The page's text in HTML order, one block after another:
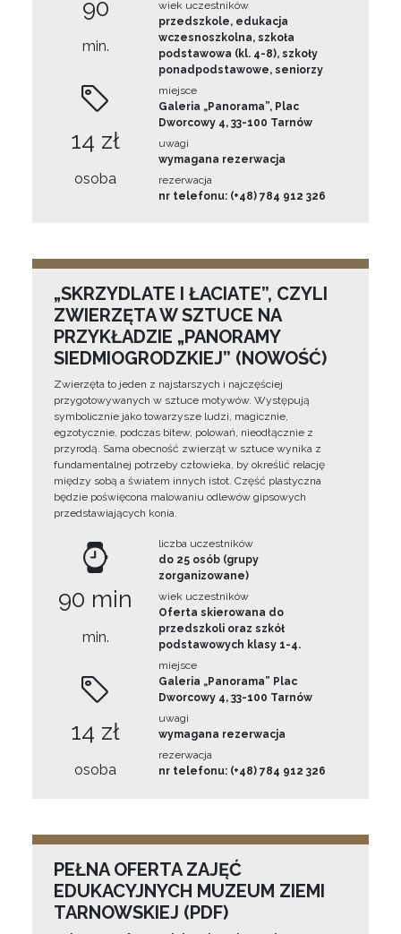
90
min.
14 zł
osoba
wiek uczestników
przedszkole, edukacja
wczesnoszkolna, szkoła
podstawowa (kl. 4-8), szkoły
ponadpodstawowe, seniorzy
miejsce
Galeria „Panorama”, Plac
Dworcowy 4, 33-100 Tarnów
uwagi
wymagana rezerwacja
rezerwacja
nr telefonu: (+48) 784 912 326
„SKRZYDLATE I ŁACIATE”, CZYLI
ZWIERZĘTA W SZTUCE NA
PRZYKŁADZIE „PANORAMY
SIEDMIOGRODZKIEJ” (NOWOŚĆ)
Zwierzęta to jeden z najstarszych i najczęściej
przygotowywanych w sztuce motywów. Występują
symbolicznie jako towarzysze ludzi, magicznie,
egzotycznie, podczas bitew, polowań, nieodłącznie z
przyrodą. Sama obecność zwierząt w sztuce wynika z
fundamentalnej potrzeby człowieka, by określić relację
między sobą a światem innych istot. Część plastyczna
będzie poświęcona malowaniu odlewów gipsowych
przedstawiających konia.
90 min
min.
14 zł
osoba
liczba uczestników
do 25 osób (grupy
zorganizowane)
wiek uczestników
Oferta skierowana do
przedszkoli oraz szkół
podstawowych klasy 1-4.
miejsce
Galeria „Panorama” Plac
Dworcowy 4, 33-100 Tarnów
uwagi
wymagana rezerwacja
rezerwacja
nr telefonu: (+48) 784 912 326
PEŁNA OFERTA ZAJĘĆ
EDUKACYJNYCH MUZEUM ZIEMI
TARNOWSKIEJ (PDF)